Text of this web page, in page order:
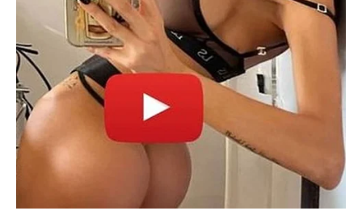
Vaga ulazi u mart sa potrebom da sve dođe na svoje
U ljubavi dolazi iskren razgovor koji vraća balans.
Slobodne Vage mogu upoznati osobu koja unosi
stabilnost.
Vaša želja da budete srećni bez kompromisa počinje da